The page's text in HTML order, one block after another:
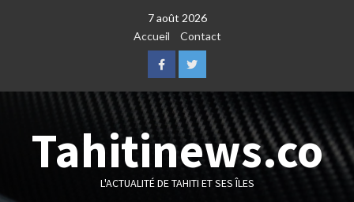
7 août 2026
Accueil
Contact
FacebookTwitter
Tahitinews.co
L'ACTUALITÉ DE TAHITI ET SES ÎLES